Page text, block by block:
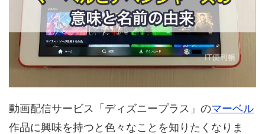
動画配信サービス「ディズニープラス」のマーベル
作品に興味を持つと色々なことを知りたくなりま